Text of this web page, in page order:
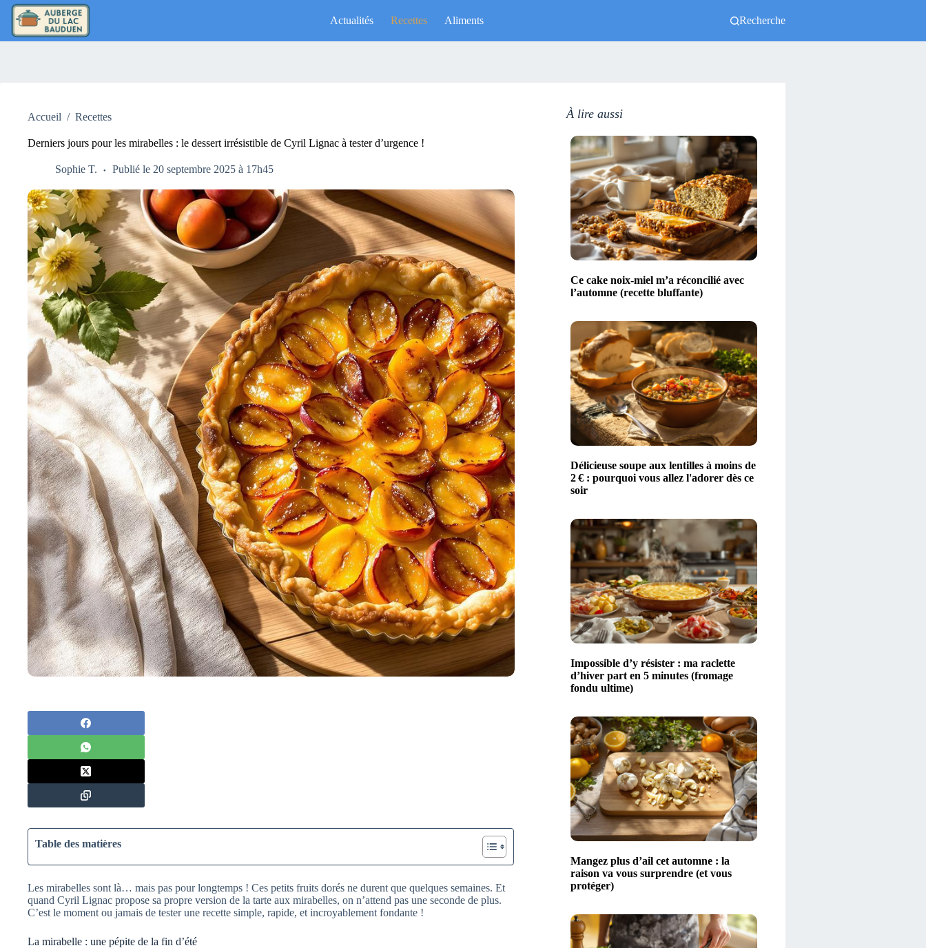
Passer
contenu
Actualités Recettes Aliments Recherche
Accueil / Recettes
Derniers jours pour les mirabelles : le dessert irrésistible de Cyril Lignac à tester d’urgence !
Sophie T. Publié le 20 septembre 2025 à 17h45
Table des matières
Les mirabelles sont là… mais pas pour longtemps ! Ces petits fruits dorés ne durent que quelques semaines. Et
quand Cyril Lignac propose sa propre version de la tarte aux mirabelles, on n’attend pas une seconde de plus.
C’est le moment ou jamais de tester une recette simple, rapide, et incroyablement fondante !
La mirabelle : une pépite de la fin d’été
À lire aussi
Ce cake noix-miel m’a réconcilié avec
l’automne (recette bluffante)
Délicieuse soupe aux lentilles à moins de
2 € : pourquoi vous allez l'adorer dès ce
soir
Impossible d’y résister : ma raclette
d’hiver part en 5 minutes (fromage
fondu ultime)
Mangez plus d’ail cet automne : la
raison va vous surprendre (et vous
protéger)